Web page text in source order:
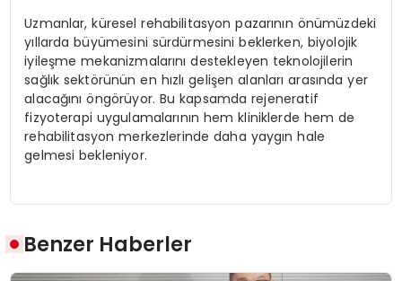
Uzmanlar, küresel rehabilitasyon pazarının önümüzdeki
yıllarda büyümesini sürdürmesini beklerken, biyolojik
iyileşme mekanizmalarını destekleyen teknolojilerin
sağlık sektörünün en hızlı gelişen alanları arasında yer
alacağını öngörüyor. Bu kapsamda rejeneratif
fizyoterapi uygulamalarının hem kliniklerde hem de
rehabilitasyon merkezlerinde daha yaygın hale
gelmesi bekleniyor.
Benzer Haberler